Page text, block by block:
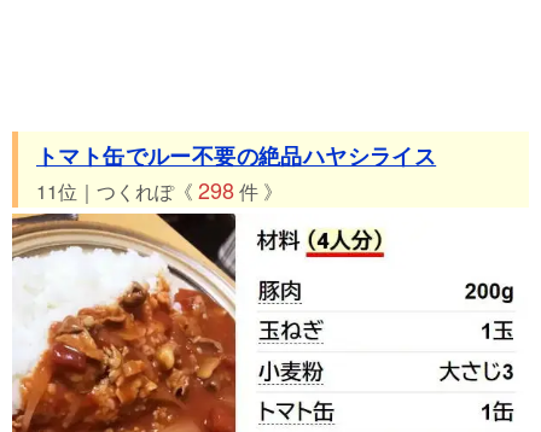
トマト缶でルー不要の絶品ハヤシライス
11位｜つくれぽ《 298件 》